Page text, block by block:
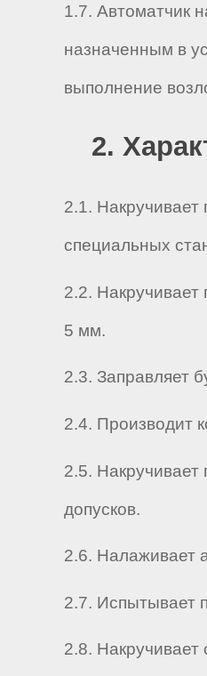
1.7. Автоматчик
назначенным в
выполнение
2.
2.1.
специальных
2.2.
5 мм.
2.3. Заправляет
2.4. Производит
2.5.
допусков.
2.6. Налаживает
2.7. Испытывает
2.8. Накручивает